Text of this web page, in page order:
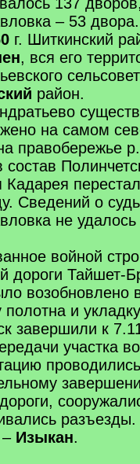
– 53 двора.
г. Шиткинский
, вся его
район.
на самом
правобережье
состав
Кадарея
Сведений о
не удалось
войной
дороги Тайшет-
возобновлено
и
завершили к
участка
– Изыкан.